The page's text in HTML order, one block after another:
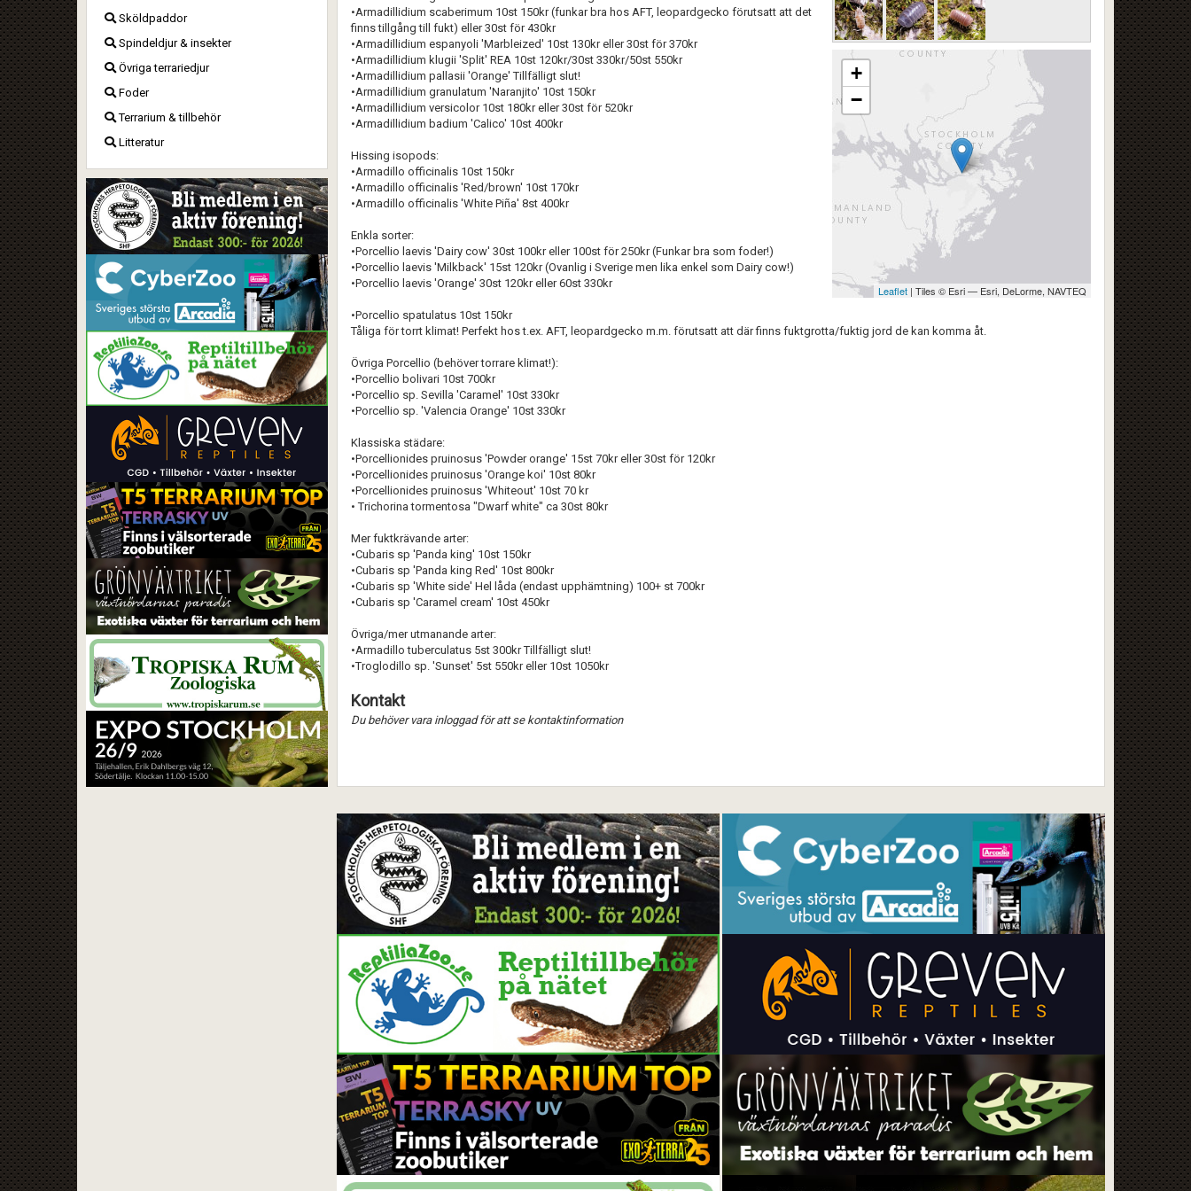
Sköldpaddor
Spindeldjur & insekter
Övriga terrariedjur
Foder
Terrarium & tillbehör
Litteratur
+
−
Leaflet | Tiles © Esri — Esri, DeLorme, NAVTEQ
•Armadillidium scaberimum 10st 150kr (funkar bra hos AFT, leopardgecko förutsatt att det
finns tillgång till fukt) eller 30st för 430kr
•Armadillidium espanyoli 'Marbleized' 10st 130kr eller 30st för 370kr
•Armadillidium klugii 'Split' REA 10st 120kr/30st 330kr/50st 550kr
•Armadillidium pallasii 'Orange' Tillfälligt slut!
•Armadillidium granulatum 'Naranjito' 10st 150kr
•Armadillidium versicolor 10st 180kr eller 30st för 520kr
•Armadillidium badium 'Calico' 10st 400kr
Hissing isopods:
•Armadillo officinalis 10st 150kr
•Armadillo officinalis 'Red/brown' 10st 170kr
•Armadillo officinalis 'White Piña' 8st 400kr
Enkla sorter:
•Porcellio laevis 'Dairy cow' 30st 100kr eller 100st för 250kr (Funkar bra som foder!)
•Porcellio laevis 'Milkback' 15st 120kr (Ovanlig i Sverige men lika enkel som Dairy cow!)
•Porcellio laevis 'Orange' 30st 120kr eller 60st 330kr
•Porcellio spatulatus 10st 150kr
Tåliga för torrt klimat! Perfekt hos t.ex. AFT, leopardgecko m.m. förutsatt att där finns fuktgrotta/fuktig jord de kan komma åt.
Övriga Porcellio (behöver torrare klimat!):
•Porcellio bolivari 10st 700kr
•Porcellio sp. Sevilla 'Caramel' 10st 330kr
•Porcellio sp. 'Valencia Orange' 10st 330kr
Klassiska städare:
•Porcellionides pruinosus 'Powder orange' 15st 70kr eller 30st för 120kr
•Porcellionides pruinosus 'Orange koi' 10st 80kr
•Porcellionides pruinosus 'Whiteout' 10st 70 kr
• Trichorina tormentosa "Dwarf white" ca 30st 80kr
Mer fuktkrävande arter:
•Cubaris sp 'Panda king' 10st 150kr
•Cubaris sp 'Panda king Red' 10st 800kr
•Cubaris sp 'White side' Hel låda (endast upphämtning) 100+ st 700kr
•Cubaris sp 'Caramel cream' 10st 450kr
Övriga/mer utmanande arter:
•Armadillo tuberculatus 5st 300kr Tillfälligt slut!
•Troglodillo sp. 'Sunset' 5st 550kr eller 10st 1050kr
Kontakt
Du behöver vara inloggad för att se kontaktinformation
Aktivera annons
Radera annons